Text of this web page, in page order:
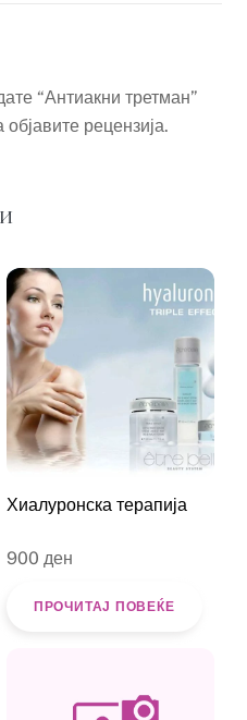
“Антиакни третман”
објавите рецензија.
Хиалуронска терапија
900 ден
ПРОЧИТАЈ ПОВЕЌЕ